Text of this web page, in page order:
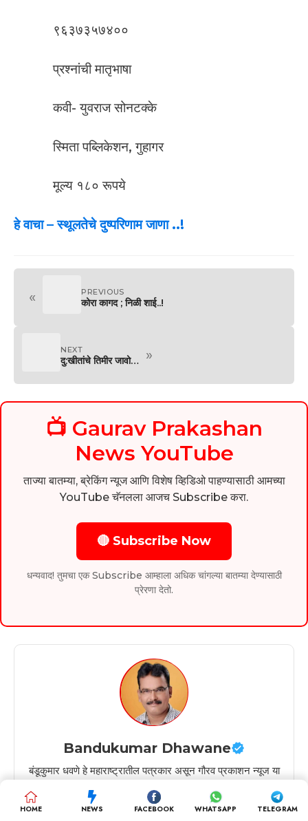
९६३७३५७४००
प्रश्नांची मातृभाषा
कवी- युवराज सोनटक्के
स्मिता पब्लिकेशन, गुहागर
मूल्य १८० रूपये
हे वाचा – स्थूलतेचे दुष्परिणाम जाणा ..!
« PREVIOUS
कोरा कागद ; निळी शाई..!
NEXT
दु:खीतांचे तिमीर जावो… »
📺 Gaurav Prakashan
News YouTube
ताज्या बातम्या, ब्रेकिंग न्यूज आणि विशेष व्हिडिओ पाहण्यासाठी आमच्या
YouTube चॅनलला आजच Subscribe करा.
🔴 Subscribe Now
धन्यवाद! तुमचा एक Subscribe आम्हाला अधिक चांगल्या बातम्या देण्यासाठी
प्रेरणा देतो.
Bandukumar Dhawane
बंडूकुमार धवणे हे महाराष्ट्रातील पत्रकार असून गौरव प्रकाशन न्यूज या
मध्ये त्यांनी या माध्यमाची स्थापना केली असून निःपक्षपाती व विश्वासार्ह
वार्तांकनासाठी ते ओळखले जातात. त्यांच्या नेतृत्वाखाली गौरव प्रकाशन
HOME NEWS FACEBOOK WHATSAPP TELEGRAM